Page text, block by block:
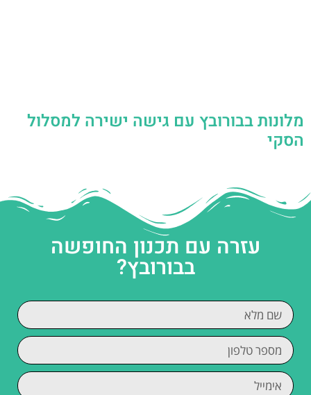
מלונות בבורובץ עם גישה ישירה למסלול
הסקי
עזרה עם תכנון החופשה
בבורובץ?